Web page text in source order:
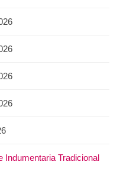
Indumentaria Tradicional